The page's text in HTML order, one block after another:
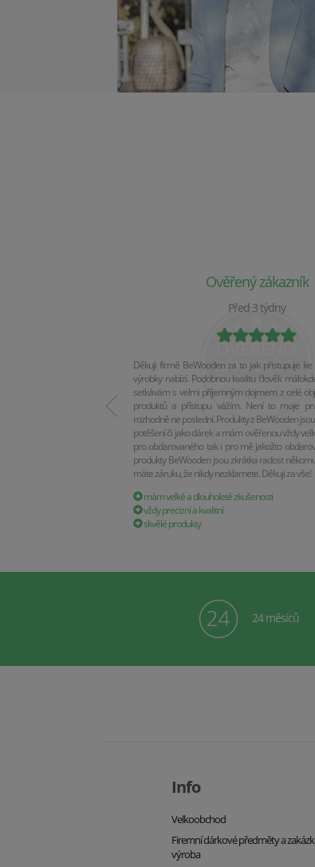
Ověřený zákazník
Před 3 týdny
Děkuji firmě BeWooden za to jak přistupuje
výrobky nabízí. Podobnou kvalitu člověk
setkávám s velmi příjemným dojmem z celé
produktů a přístupu vážím. Není to moje
rozhodně ne poslední. Produkty z BeWooden
potěšení či jako dárek a mám ověřenou vždy
pro obdarovaného tak i pro mě jakožto
produkty BeWooden jsou zkrátka radost
máte záruku, že nikdy nezklamete. Děkuji za vše!
mám velké a dlouholeté zkušenosti
vždy precizní a kvalitní
skvělé produkty
24 měsíců
Info
Velkoobchod
Firemní dárkové předměty a
výroba